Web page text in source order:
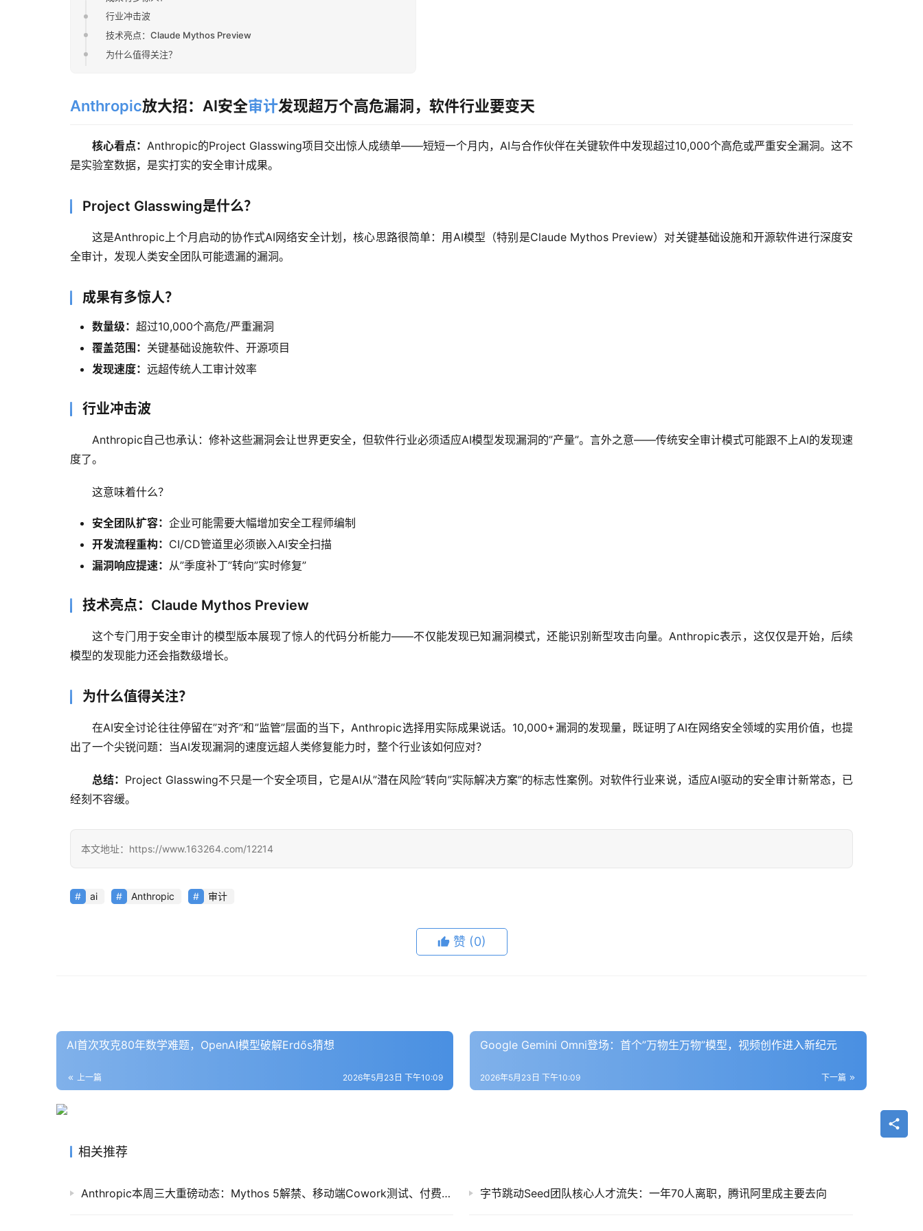
行业冲击波
技术亮点：Claude Mythos Preview
为什么值得关注？
Anthropic放大招：AI安全审计发现超万个高危漏洞，软件行业要变天
核心看点： Anthropic的Project Glasswing项目交出惊人成绩单——短短一个月内，AI与合作伙伴在关键软件中发现超过10,000个高危或严重安全漏洞。这不
是实验室数据，是实打实的安全审计成果。
Project Glasswing是什么？
这是Anthropic上个月启动的协作式AI网络安全计划，核心思路很简单：用AI模型（特别是Claude Mythos Preview）对关键基础设施和开源软件进行深度安
全审计，发现人类安全团队可能遗漏的漏洞。
成果有多惊人？
数量级： 超过10,000个高危/严重漏洞
覆盖范围： 关键基础设施软件、开源项目
发现速度： 远超传统人工审计效率
行业冲击波
Anthropic自己也承认：修补这些漏洞会让世界更安全，但软件行业必须适应AI模型发现漏洞的”产量”。言外之意——传统安全审计模式可能跟不上AI的发现速
度了。
这意味着什么？
安全团队扩容： 企业可能需要大幅增加安全工程师编制
开发流程重构： CI/CD管道里必须嵌入AI安全扫描
漏洞响应提速： 从”季度补丁”转向”实时修复”
技术亮点：Claude Mythos Preview
这个专门用于安全审计的模型版本展现了惊人的代码分析能力——不仅能发现已知漏洞模式，还能识别新型攻击向量。Anthropic表示，这仅仅是开始，后续
模型的发现能力还会指数级增长。
为什么值得关注？
在AI安全讨论往往停留在”对齐”和”监管”层面的当下，Anthropic选择用实际成果说话。10,000+漏洞的发现量，既证明了AI在网络安全领域的实用价值，也提
出了一个尖锐问题：当AI发现漏洞的速度远超人类修复能力时，整个行业该如何应对？
总结： Project Glasswing不只是一个安全项目，它是AI从”潜在风险”转向”实际解决方案”的标志性案例。对软件行业来说，适应AI驱动的安全审计新常态，已
经刻不容缓。
本文地址：https://www.163264.com/12214
ai Anthropic 审计
赞 (0)
AI首次攻克80年数学难题，OpenAI模型破解Erdős猜想
上一篇 2026年5月23日 下午10:09
Google Gemini Omni登场：首个”万物生万物”模型，视频创作进入新纪元
下一篇
2026年5月23日 下午10:09
相关推荐
Anthropic本周三大重磅动态：Mythos 5解禁、移动端Cowork测试、付费用户暴涨75% 字节跳动Seed团队核心人才流失：一年70人离职，腾讯阿里成主要去向